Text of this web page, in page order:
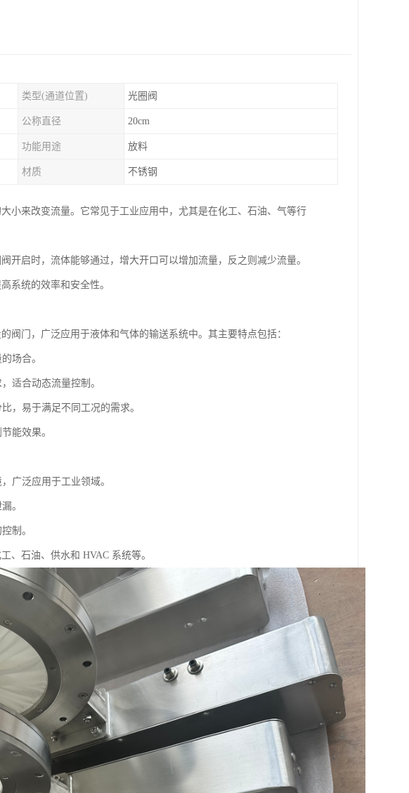
类型(通道位置) 光圈阀
公称直径 20cm
功能用途 放料
材质 不锈钢
小来改变流量。它常见于工业应用中，尤其是在化工、石油、气等行
开启时，流体能够通过，增大开口可以增加流量，反之则减少流量。
系统的效率和安全性。
阀门，广泛应用于液体和气体的输送系统中。其主要特点包括：
场合。
适合动态流量控制。
，易于满足不同工况的需求。
能效果。
广泛应用于工业领域。
。
制。
、石油、供水和 HVAC 系统等。